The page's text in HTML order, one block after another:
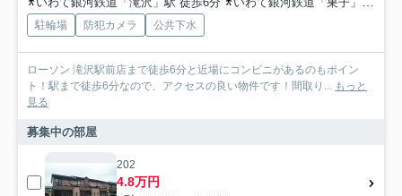
駐輪場 防犯カメラ 公共下水
ローソン 滝沢駅前店まで徒歩6分と近場にコンビニがあるのもポイン
ト！駅まで徒歩6分なので、アクセスの良い物件です！間取り...
もっと
見る
募集中の部屋
202
4.8万円